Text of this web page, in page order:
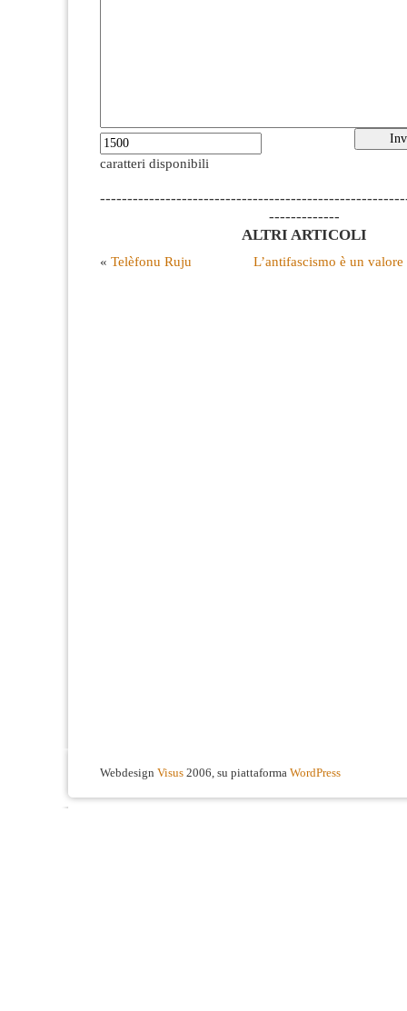
caratteri disponibili
-------------
ALTRI ARTICOLI
« Telèfonu Ruju L’antifascismo è un
Webdesign Visus 2006, su piattaforma WordPress